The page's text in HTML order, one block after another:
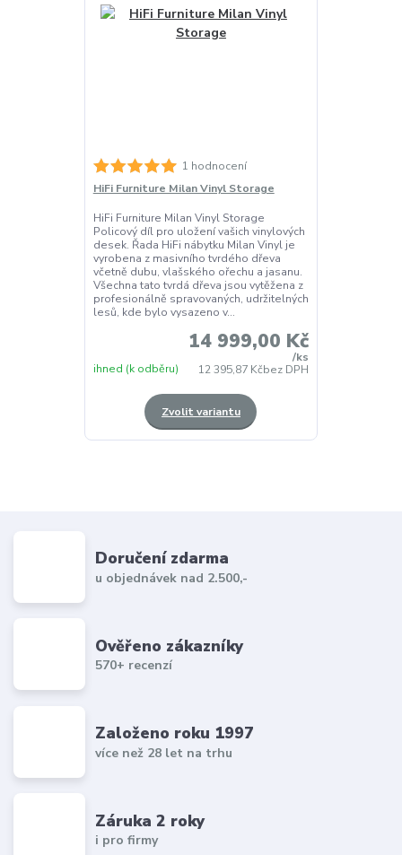
1 hodnocení
HiFi Furniture Milan Vinyl Storage
HiFi Furniture Milan Vinyl Storage
Policový díl pro uložení vašich vinylových
desek. Řada HiFi nábytku Milan Vinyl je
vyrobena z masivního tvrdého dřeva
včetně dubu, vlašského ořechu a jasanu.
Všechna tato tvrdá dřeva jsou vytěžena z
profesionálně spravovaných, udržitelných
lesů, kde bylo vysazeno v...
14 999,00 Kč
/ks
12 395,87 Kčbez DPH
ihned (k odběru)
Zvolit variantu
Doručení zdarma
u objednávek nad 2.500,-
Ověřeno zákazníky
570+ recenzí
Založeno roku 1997
více než 28 let na trhu
Záruka 2 roky
i pro firmy